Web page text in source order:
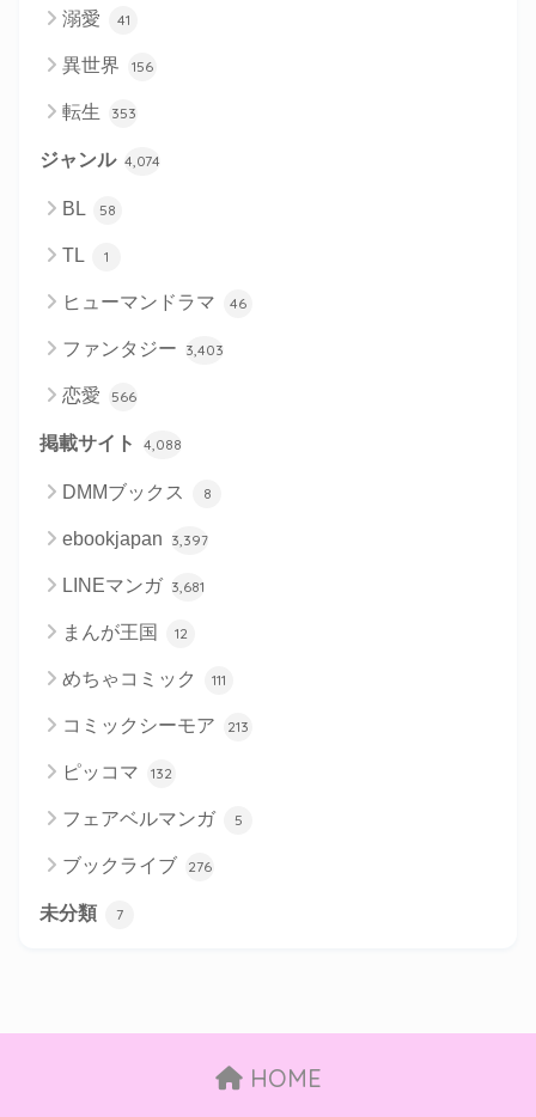
溺愛 41
異世界 156
転生 353
ジャンル 4,074
BL 58
TL 1
ヒューマンドラマ 46
ファンタジー 3,403
恋愛 566
掲載サイト 4,088
DMMブックス 8
ebookjapan 3,397
LINEマンガ 3,681
まんが王国 12
めちゃコミック 111
コミックシーモア 213
ピッコマ 132
フェアベルマンガ 5
ブックライブ 276
未分類 7
HOME